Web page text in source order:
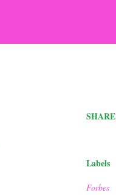
SHARE
Labels
Forbes